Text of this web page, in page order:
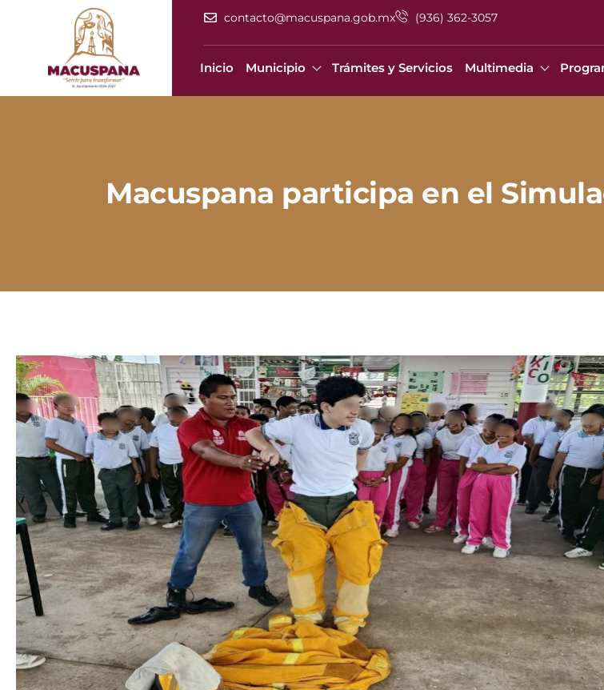
contacto@macuspana.gob.mx (936) 362-3057
Inicio Municipio Trámites y Servicios Multimedia
Macuspana participa en el